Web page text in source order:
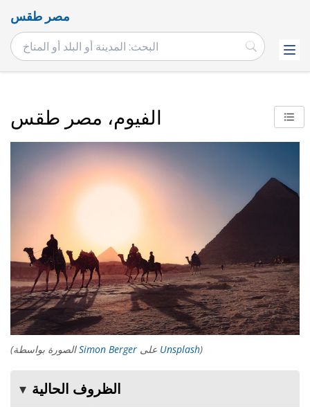
مصر طقس
الفيوم، مصر طقس
(الصورة بواسطةSimon Berger Unsplash)
الظروف الحالية